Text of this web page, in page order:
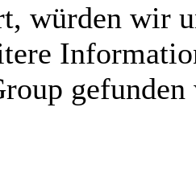
würden wir